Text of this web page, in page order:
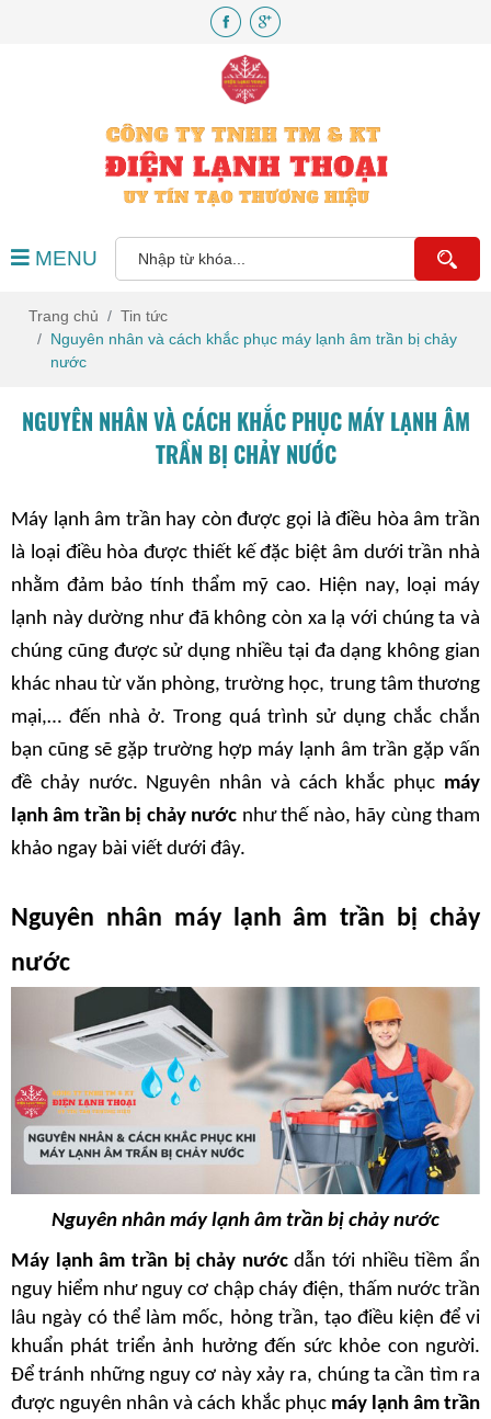
MENU
Trang chủ
Tin tức
Nguyên nhân và cách khắc phục máy lạnh âm trần bị chảy
nước
NGUYÊN NHÂN VÀ CÁCH KHẮC PHỤC MÁY LẠNH ÂM
TRẦN BỊ CHẢY NƯỚC
Máy lạnh âm trần hay còn được gọi là điều hòa âm trần
là loại điều hòa được thiết kế đặc biệt âm dưới trần nhà
nhằm đảm bảo tính thẩm mỹ cao. Hiện nay, loại máy
lạnh này dường như đã không còn xa lạ với chúng ta và
chúng cũng được sử dụng nhiều tại đa dạng không gian
khác nhau từ văn phòng, trường học, trung tâm thương
mại,… đến nhà ở. Trong quá trình sử dụng chắc chắn
bạn cũng sẽ gặp trường hợp máy lạnh âm trần gặp vấn
đề chảy nước. Nguyên nhân và cách khắc phục máy
lạnh âm trần bị chảy nước như thế nào, hãy cùng tham
khảo ngay bài viết dưới đây.
Nguyên nhân máy lạnh âm trần bị chảy
nước
Nguyên nhân máy lạnh âm trần bị chảy nước
Máy lạnh âm trần bị chảy nước dẫn tới nhiều tiềm ẩn
nguy hiểm như nguy cơ chập cháy điện, thấm nước trần
lâu ngày có thể làm mốc, hỏng trần, tạo điều kiện để vi
khuẩn phát triển ảnh hưởng đến sức khỏe con người.
Để tránh những nguy cơ này xảy ra, chúng ta cần tìm ra
được nguyên nhân và cách khắc phục máy lạnh âm trần